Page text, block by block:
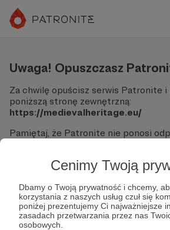
Cenimy Twoją
Dbamy o Twoją prywatność i chcemy,
korzystania z naszych usług czuł się
poniżej prezentujemy Ci najważniejsze
zasadach przetwarzania przez nas
osobowych.
Uwaga! Opuszczasz
Za chwilę opuścisz serwis Patronite i
poniższą stronę zewnętrzną:
https://medievalheritage.eu/
Pamiętaj, że Patronite nie ponosi
Nie podawaj swoich danych
finansowych na podjerzanych
Sprawdź dokładnie adres URL,
"Tak, przejdź do strony".
Jeśli masz wątpliwości, wróć do
link.